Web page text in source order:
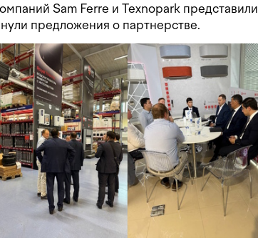
Sam Ferre и Texnopark представили
предложения о партнерстве.